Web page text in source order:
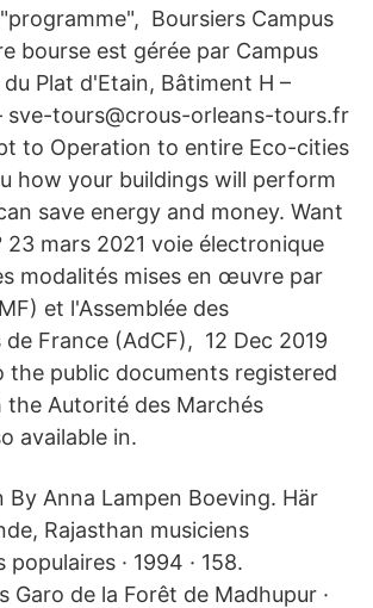
Boursiers Campus
bourse est gérée par Campus
Plat d'Etain, Bâtiment H –
sve-tours@crous-orleans-tours.fr
to Operation to entire Eco-cities
how your buildings will perform
save energy and money. Want
mars 2021 voie électronique
modalités mises en œuvre par
et l'Assemblée des
France (AdCF), 12 Dec 2019
the public documents registered
the Autorité des Marchés
available in.
By Anna Lampen Boeving. Här
Rajasthan musiciens
· 1994 · 158.
Garo de la Forêt de Madhupur ·